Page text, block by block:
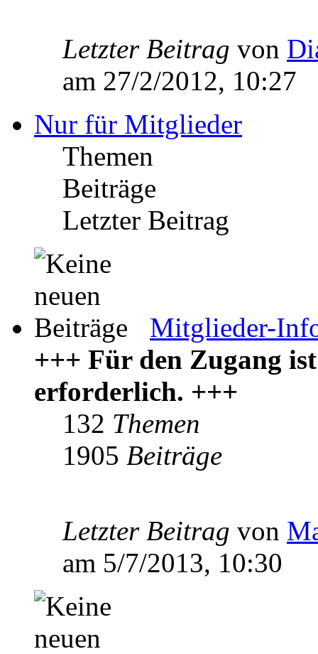
Letzter Beitrag von
am 27/2/2012, 10:27
Nur für Mitglieder
Themen
Beiträge
Letzter Beitrag
Mitglieder-
+++ Für den Zugang
erforderlich. +++
132 Themen
1905 Beiträge
Letzter Beitrag von
am 5/7/2013, 10:30